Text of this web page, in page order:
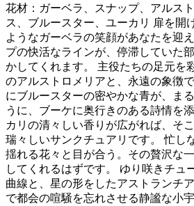
花材：ガーベラ、スナップ、アルス
ス、ブルースター、ユーカリ 扉を開
ようなガーベラの笑顔があなたを迎
プの快活なラインが、停滞していた
かしてくれます。 主役たちの足元を
のアルストロメリアと、永遠の象徴
にブルースターの密やかな青が、ま
うに、ブーケに奥行きのある詩情を
カリの清々しい香りが広がれば、そ
瑞々しいサンクチュアリです。 忙し
揺れる花々と目が合う。その贅沢な
してくれるはずです。 ゆり咲きチュ
曲線と、星の形をしたアストランチ
で都会の喧騒を忘れさせる静謐な小